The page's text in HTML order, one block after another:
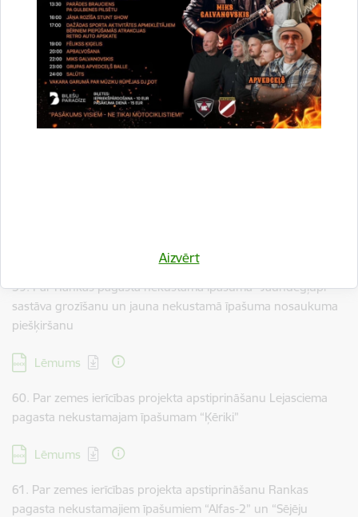
Aizvērt
Lejupielādēt:
Lēmums
57. Par Beļavas pagasta nekustamā īpašuma “Kalna iela 1”
sastāva grozīšanu un jauna nekustamā īpašuma nosaukuma
piešķiršanu
59. Par Rankas pagasta nekustamā īpašuma “Jaundegļupi”
sastāva grozīšanu un jauna nekustamā īpašuma nosaukuma
piešķiršanu
Lejupielādēt:
Lēmums
60. Par zemes ierīcības projekta apstiprināšanu Lejasciema
pagasta nekustamajam īpašumam “Ķēriki”
Lejupielādēt:
Lēmums
61. Par zemes ierīcības projekta apstiprināšanu Rankas
pagasta nekustamajiem īpašumiem “Alfas-2” un “Sējēju